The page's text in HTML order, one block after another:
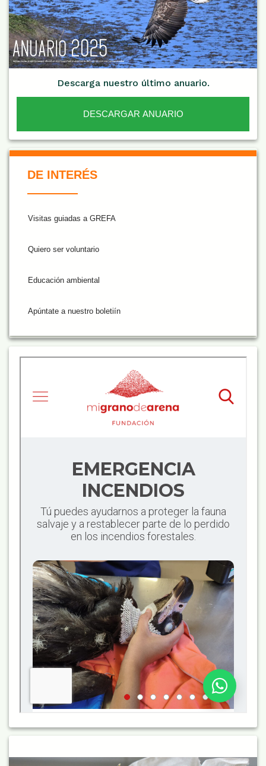
Descarga nuestro último anuario.
DESCARGAR ANUARIO
De Interés NARANJA
DE INTERÉS
Visitas guiadas a GREFA
Quiero ser voluntario
Educación ambiental
Apúntate a nuestro boletiín